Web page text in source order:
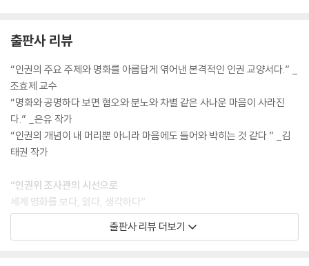
[궁금해요] 프랑스 대혁명 | 갑오개혁 | 인간의 존엄과 가치
제4부 국가
1 마약중독자가 생사여탈을 쥐고 있었다
[궁금해요] 제주 4·3 사건 | 사상 전향 제도
2 아름답고 찬란한 역사만 반복되는 것은 아니다
[궁금해요] 스페인 내전
[궁금해요] 재난 참사와 안전권 | 생명권
4 나라가 힘이 없을 때 만들어진 슬픈 법
[궁금해요] 법치주의 | 인민혁명당 사건 | 국민방위군 사건 | 유신헌법
5 혁명의 또 다른 추악함
출판사 리뷰
“인권의 주요 주제와 명화를 아름답게 엮어낸 본격적인 인권 교양서다.” _
조효제 교수
“명화와 공명하다 보면 혐오와 분노와 차별 같은 사나운 마음이 사라진
다.” _은유 작가
“인권의 개념이 내 머리뿐 아니라 마음에도 들어와 박히는 것 같다.” _김
태권 작가
“인권위 조사관의 시선으로
세계 명화를 보다, 읽다, 생각하다”
피카소, 들라크루아, 고흐의 작품을 비롯해
출판사 리뷰 더보기